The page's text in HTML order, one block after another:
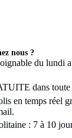
nous ?
du lundi
dans toute
en temps réel
: 7 à 10